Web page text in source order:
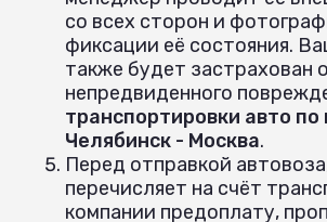
со всех сторон и
фиксации её состояния.
также будет застрахован
непредвиденного
транспортировки авто
Челябинск - Москва.
Перед отправкой
перечисляет на счёт
компании предоплату,